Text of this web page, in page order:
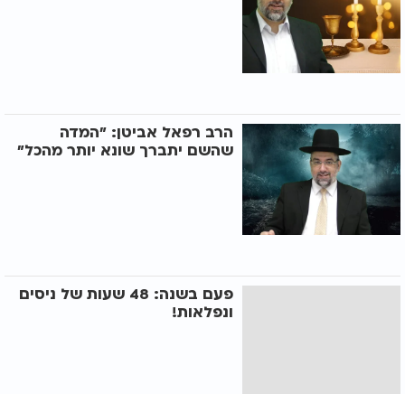
הרב רפאל אביטן: "המדה
שהשם יתברך שונא יותר מהכל"
פעם בשנה: 48 שעות של ניסים
ונפלאות!